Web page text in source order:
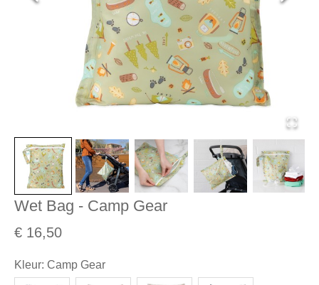
Wet Bag - Camp Gear
€ 16,50
Kleur: Camp Gear